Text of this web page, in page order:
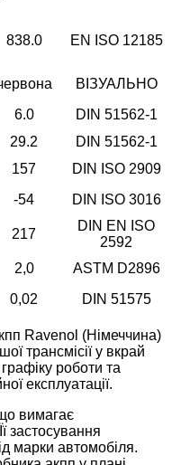
838.0 EN ISO 12185
ВІЗУАЛЬНО
6.0
DIN 51562-1
29.2
DIN 51562-1
157
DIN ISO 2909
-54
DIN ISO 3016
217
DIN EN ISO
2592
2,0
ASTM D2896
0,02 DIN 51575
Ravenol (Німеччина)
трансмісії у вкрай
роботи та
експлуатації.
вимагає
застосування
марки автомобіля.